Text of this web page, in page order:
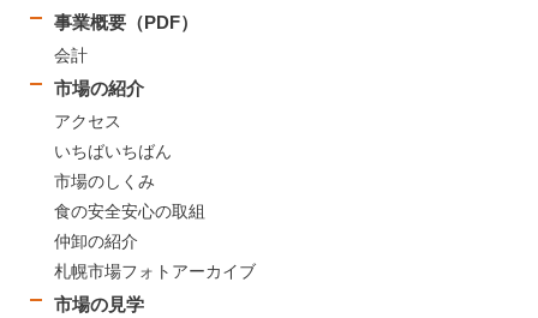
事業概要（PDF）
会計
市場の紹介
アクセス
いちばいちばん
市場のしくみ
食の安全安心の取組
仲卸の紹介
札幌市場フォトアーカイブ
市場の見学